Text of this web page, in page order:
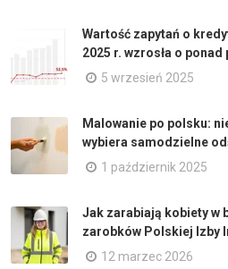
Wartość zapytań o
2025 r. wzrosła o ponad
5 wrzesień 2025
Malowanie po polsku:
wybiera samodzielne
1 październik 2025
Jak zarabiają kobiety w
zarobków Polskiej Izby
12 marzec 2026